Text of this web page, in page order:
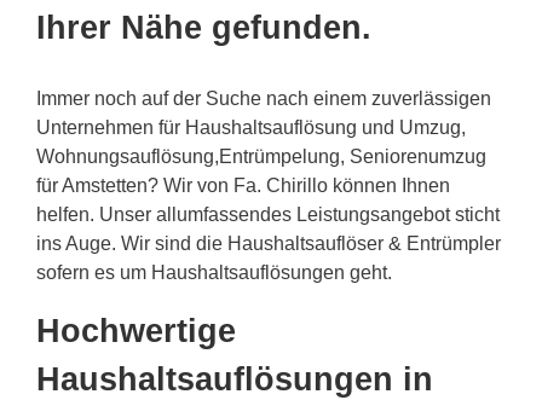
Ihrer Nähe gefunden.
Immer noch auf der Suche nach einem zuverlässigen
Unternehmen für Haushaltsauflösung und Umzug,
Wohnungsauflösung,Entrümpelung, Seniorenumzug
für Amstetten? Wir von Fa. Chirillo können Ihnen
helfen. Unser allumfassendes Leistungsangebot sticht
ins Auge. Wir sind die Haushaltsauflöser & Entrümpler
sofern es um Haushaltsauflösungen geht.
Hochwertige
Haushaltsauflösungen in